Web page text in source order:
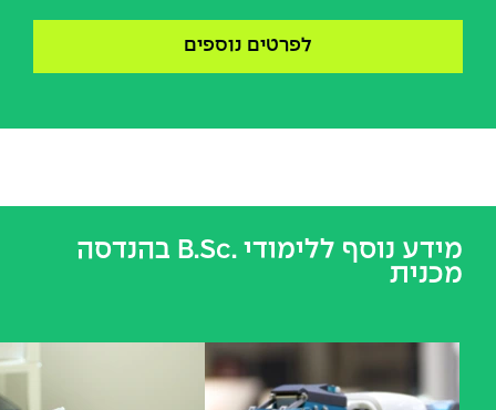
לפרטים נוספים
מידע נוסף ללימודי .B.Sc בהנדסה
מכנית